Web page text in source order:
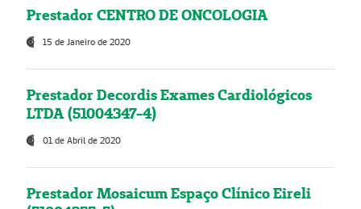
Prestador CENTRO DE ONCOLOGIA
15 de Janeiro de 2020
Prestador Decordis Exames Cardiológicos
LTDA (51004347-4)
01 de Abril de 2020
Prestador Mosaicum Espaço Clínico Eireli